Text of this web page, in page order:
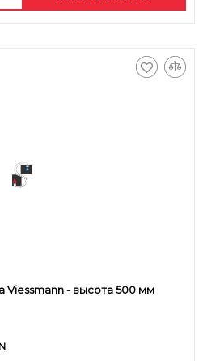
Viessmann - высота 500 мм